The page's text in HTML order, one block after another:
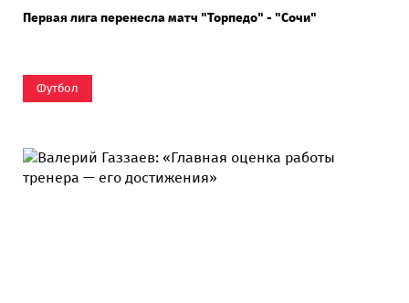
Первая лига перенесла матч "Торпедо" - "Сочи"
Футбол